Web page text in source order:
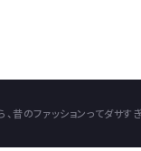
昔のファッションってダサす